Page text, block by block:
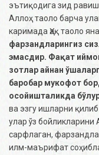
эътиқодига зид
Аллоҳ таоло барча
каримада Ҳақ таоло
фарзандларингиз
эмасдир. Фақат
зотлар айнан
баробар мукофот
осойишталикда
ва эзгу ишларни
улар ўз
сарфлаган,
илм-маърифат